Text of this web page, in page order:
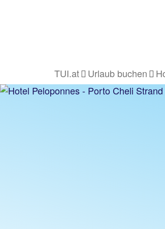
TUI.at Urlaub buchen